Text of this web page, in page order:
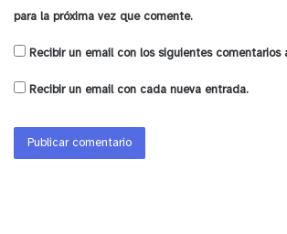
para la próxima vez que comente.
Recibir un email con los siguientes comentarios
Recibir un email con cada nueva entrada.